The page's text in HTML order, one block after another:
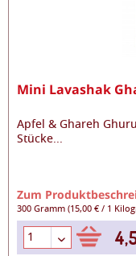
Mini Lavashak
Apfel & Ghareh
Stücke...
Zum
300 Gramm(15,00 € / 1